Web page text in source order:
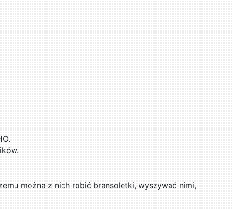
można z nich robić bransoletki, wyszywać nimi,